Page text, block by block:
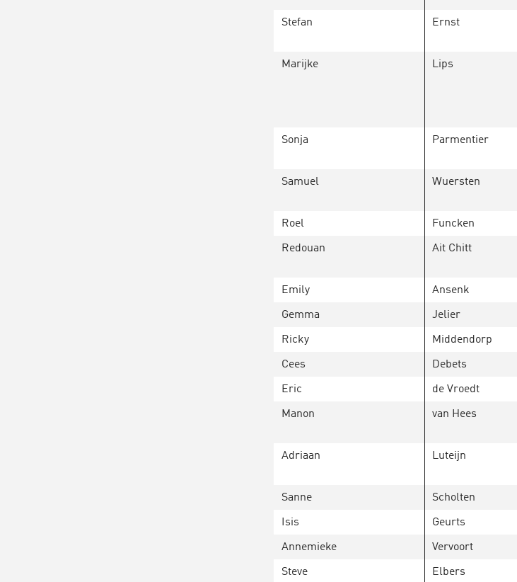
Stefan Ernst
Marijke Lips
Sonja Parmentier
Samuel Wuersten
Roel Funcken
Redouan Ait Chitt
Emily Ansenk
Gemma Jelier
Ricky Middendorp
Cees Debets
Eric de Vroedt
Manon van Hees
Adriaan Luteijn
Sanne Scholten
Isis Geurts
Annemieke Vervoort
Steve Elbers